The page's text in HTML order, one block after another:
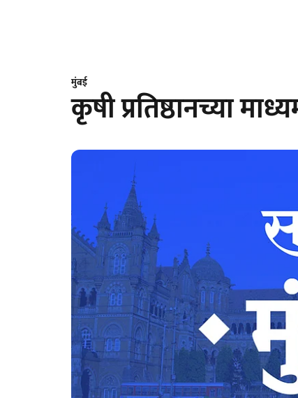
मुंबई
कृषी प्रतिष्ठानच्या